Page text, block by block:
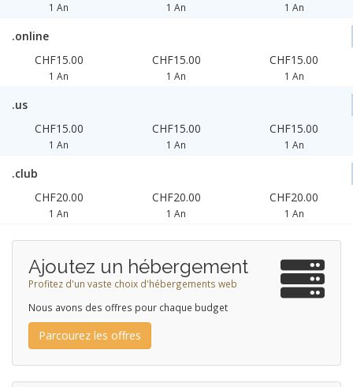
1 An 1 An 1 An
.online
CHF15.00
1 An
CHF15.00
1 An
CHF15.00
1 An
.us
CHF15.00
1 An
CHF15.00
1 An
CHF15.00
1 An
.club
CHF20.00
1 An
CHF20.00
1 An
CHF20.00
1 An
Ajoutez un hébergement
Profitez d'un vaste choix d'hébergements web
Nous avons des offres pour chaque budget
Parcourez les offres